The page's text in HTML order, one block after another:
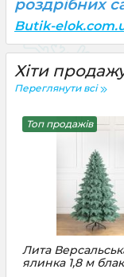
роздрібних
Butik-
Хіти
Переглянути всі
Топ продажів
Лита
ялинка 1,8 м